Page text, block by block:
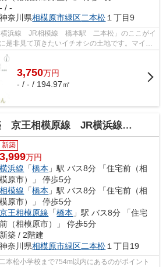
- / -
神奈川県相模原市緑区二本松 １丁目9
浜線 JR相模線 橋本駅 二本松」のここがイ
是非見て頂きたいイチオシの土地です。マイホ
ら、50坪...
3,750万円
- / - / 194.97㎡
王相模原線 JR横浜線 相模線 二本松
新築
3,999万円
横浜線 「橋本 」駅 バス8分 「住宅前（相
模原市）」 停歩5分
相模線 「橋本 」駅 バス8分 「住宅前（相
模原市）」 停歩5分
京王相模原線 「橋本 」駅 バス8分 「住宅
前（相模原市）」 停歩5分
新築 / 2階建
神奈川県相模原市緑区二本松１丁目19
本松小学校まで754m以内にあるのがポイント